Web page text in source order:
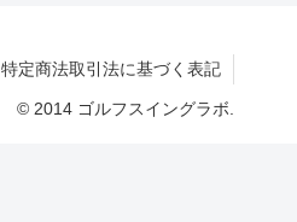
特定商法取引法に基づく表記
© 2014 ゴルフスイングラボ.